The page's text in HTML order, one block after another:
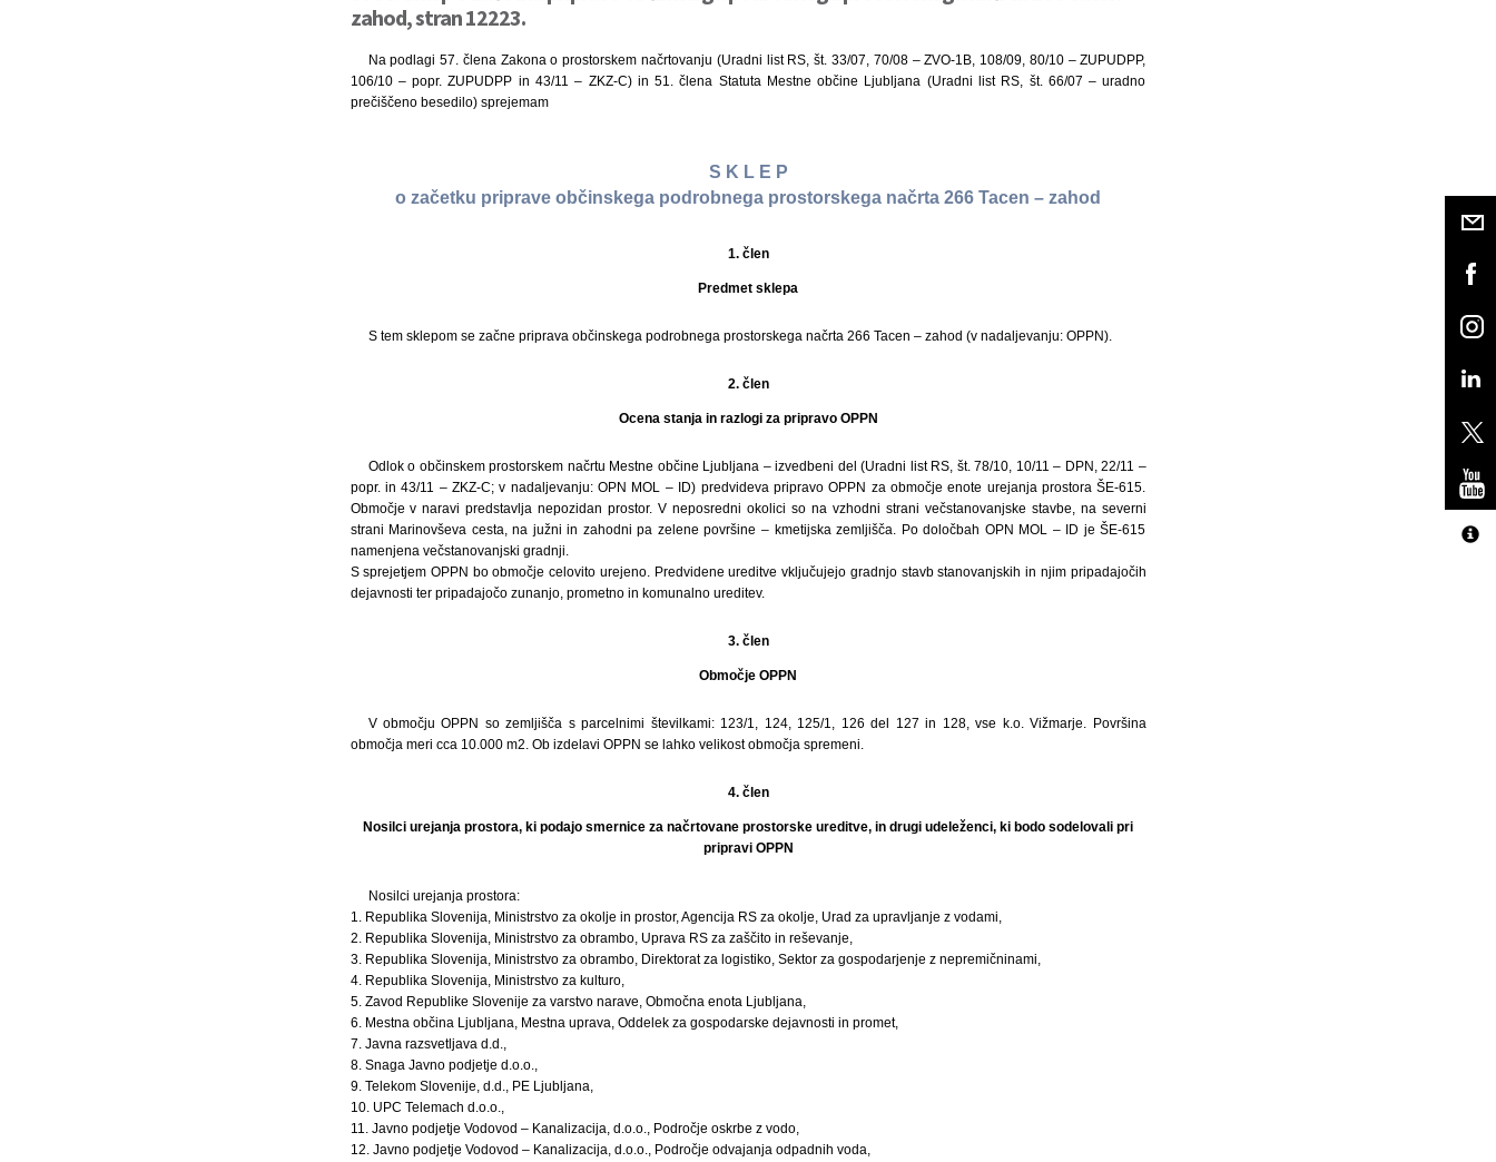
zahod, stran 12223.
Na podlagi 57. člena Zakona o prostorskem načrtovanju (Uradni list RS, št. 33/07, 70/08 – ZVO-1B, 108/09, 80/10 – ZUPUDPP,
106/10 – popr. ZUPUDPP in 43/11 – ZKZ-C) in 51. člena Statuta Mestne občine Ljubljana (Uradni list RS, št. 66/07 – uradno
prečiščeno besedilo) sprejemam
S K L E P
o začetku priprave občinskega podrobnega prostorskega načrta 266 Tacen – zahod
1. člen
Predmet sklepa
S tem sklepom se začne priprava občinskega podrobnega prostorskega načrta 266 Tacen – zahod (v nadaljevanju: OPPN).
2. člen
Ocena stanja in razlogi za pripravo OPPN
Odlok o občinskem prostorskem načrtu Mestne občine Ljubljana – izvedbeni del (Uradni list RS, št. 78/10, 10/11 – DPN, 22/11 –
popr. in 43/11 – ZKZ-C; v nadaljevanju: OPN MOL – ID) predvideva pripravo OPPN za območje enote urejanja prostora ŠE-615.
Območje v naravi predstavlja nepozidan prostor. V neposredni okolici so na vzhodni strani večstanovanjske stavbe, na severni
strani Marinovševa cesta, na južni in zahodni pa zelene površine – kmetijska zemljišča. Po določbah OPN MOL – ID je ŠE-615
namenjena večstanovanjski gradnji.
S sprejetjem OPPN bo območje celovito urejeno. Predvidene ureditve vključujejo gradnjo stavb stanovanjskih in njim pripadajočih
dejavnosti ter pripadajočo zunanjo, prometno in komunalno ureditev.
3. člen
Območje OPPN
V območju OPPN so zemljišča s parcelnimi številkami: 123/1, 124, 125/1, 126 del 127 in 128, vse k.o. Vižmarje. Površina
območja meri cca 10.000 m2. Ob izdelavi OPPN se lahko velikost območja spremeni.
4. člen
Nosilci urejanja prostora, ki podajo smernice za načrtovane prostorske ureditve, in drugi udeleženci, ki bodo sodelovali pri
pripravi OPPN
Nosilci urejanja prostora:
1. Republika Slovenija, Ministrstvo za okolje in prostor, Agencija RS za okolje, Urad za upravljanje z vodami,
2. Republika Slovenija, Ministrstvo za obrambo, Uprava RS za zaščito in reševanje,
3. Republika Slovenija, Ministrstvo za obrambo, Direktorat za logistiko, Sektor za gospodarjenje z nepremičninami,
4. Republika Slovenija, Ministrstvo za kulturo,
5. Zavod Republike Slovenije za varstvo narave, Območna enota Ljubljana,
6. Mestna občina Ljubljana, Mestna uprava, Oddelek za gospodarske dejavnosti in promet,
7. Javna razsvetljava d.d.,
8. Snaga Javno podjetje d.o.o.,
9. Telekom Slovenije, d.d., PE Ljubljana,
10. UPC Telemach d.o.o.,
11. Javno podjetje Vodovod – Kanalizacija, d.o.o., Področje oskrbe z vodo,
12. Javno podjetje Vodovod – Kanalizacija, d.o.o., Področje odvajanja odpadnih voda,